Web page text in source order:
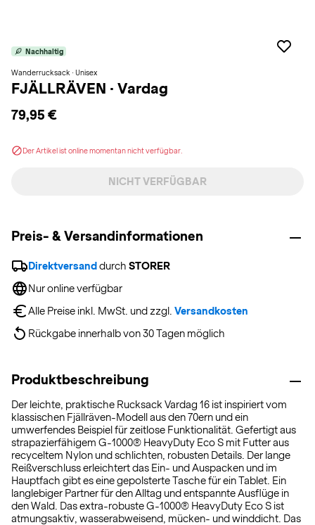
Nachhaltig
Wanderrucksack · Unisex
FJÄLLRÄVEN · Vardag
79,95 €
Der Artikel ist online momentan nicht verfügbar.
NICHT VERFÜGBAR
Preis- & Versandinformationen
Direktversand durch STORER
Nur online verfügbar
Alle Preise inkl. MwSt. und zzgl. Versandkosten
Rückgabe innerhalb von 30 Tagen möglich
Produktbeschreibung
Der leichte, praktische Rucksack Vardag 16 ist inspiriert vom
klassischen Fjällräven-Modell aus den 70ern und ein
umwerfendes Beispiel für zeitlose Funktionalität. Gefertigt aus
strapazierfähigem G-1000® HeavyDuty Eco S mit Futter aus
recyceltem Nylon und schlichten, robusten Details. Der lange
Reißverschluss erleichtert das Ein- und Auspacken und im
Hauptfach gibt es eine gepolsterte Tasche für ein Tablet. Ein
langlebiger Partner für den Alltag und entspannte Ausflüge in
den Wald. Das extra-robuste G-1000® HeavyDuty Eco S ist
atmungsaktiv, wasserabweisend, mücken- und winddicht. Das